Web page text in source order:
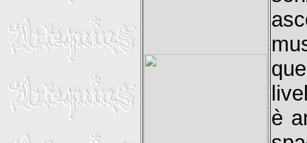
è